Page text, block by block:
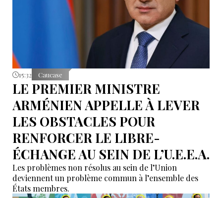
15:32 Caucase
LE PREMIER MINISTRE
ARMÉNIEN APPELLE À LEVER
LES OBSTACLES POUR
RENFORCER LE LIBRE-
ÉCHANGE AU SEIN DE L’U.E.E.A.
Les problèmes non résolus au sein de l’Union
deviennent un problème commun à l’ensemble des
États membres.